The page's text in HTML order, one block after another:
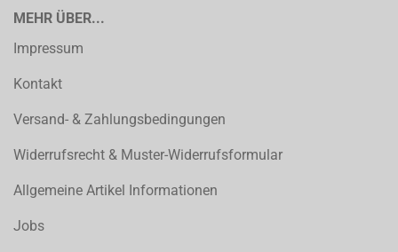
MEHR ÜBER...
Impressum
Kontakt
Versand- & Zahlungsbedingungen
Widerrufsrecht & Muster-Widerrufsformular
Allgemeine Artikel Informationen
Jobs